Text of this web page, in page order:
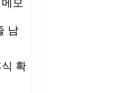
모
남
확